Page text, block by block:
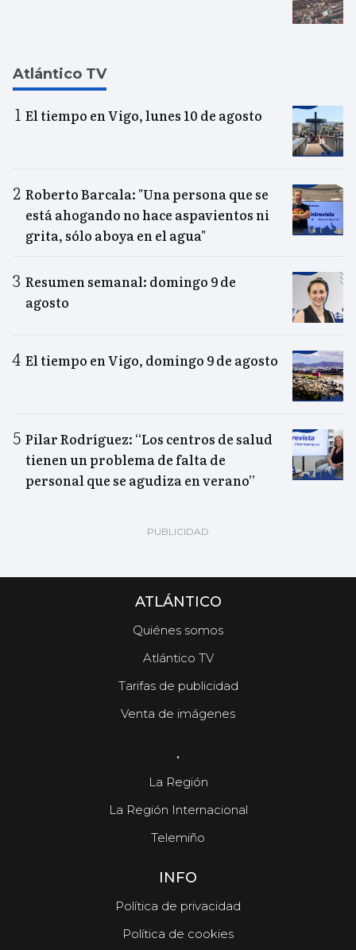
Atlántico TV
El tiempo en Vigo, lunes 10 de agosto
Roberto Barcala: "Una persona que se
está ahogando no hace aspavientos ni
grita, sólo aboya en el agua"
Resumen semanal: domingo 9 de
agosto
El tiempo en Vigo, domingo 9 de agosto
Pilar Rodríguez: “Los centros de salud
tienen un problema de falta de
personal que se agudiza en verano”
ATLÁNTICO
Quiénes somos
Atlántico TV
Tarifas de publicidad
Venta de imágenes
.
La Región
La Región Internacional
Telemiño
INFO
Política de privacidad
Política de cookies